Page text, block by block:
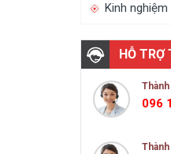
Kinh
HỖ TRỢ
096